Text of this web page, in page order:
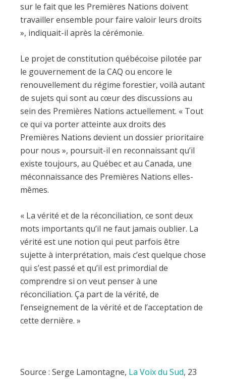
sur le fait que les Premières Nations doivent
travailler ensemble pour faire valoir leurs droits
», indiquait-il après la cérémonie.
Le projet de constitution québécoise pilotée par
le gouvernement de la CAQ ou encore le
renouvellement du régime forestier, voilà autant
de sujets qui sont au cœur des discussions au
sein des Premières Nations actuellement. « Tout
ce qui va porter atteinte aux droits des
Premières Nations devient un dossier prioritaire
pour nous », poursuit-il en reconnaissant qu’il
existe toujours, au Québec et au Canada, une
méconnaissance des Premières Nations elles-
mêmes.
« La vérité et de la réconciliation, ce sont deux
mots importants qu’il ne faut jamais oublier. La
vérité est une notion qui peut parfois être
sujette à interprétation, mais c’est quelque chose
qui s’est passé et qu’il est primordial de
comprendre si on veut penser à une
réconciliation. Ça part de la vérité, de
l’enseignement de la vérité et de l’acceptation de
cette dernière. »
Source : Serge Lamontagne, La Voix du Sud, 23